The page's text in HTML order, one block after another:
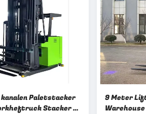
kanalen Paletstacker
Stacker 3
9 Meter